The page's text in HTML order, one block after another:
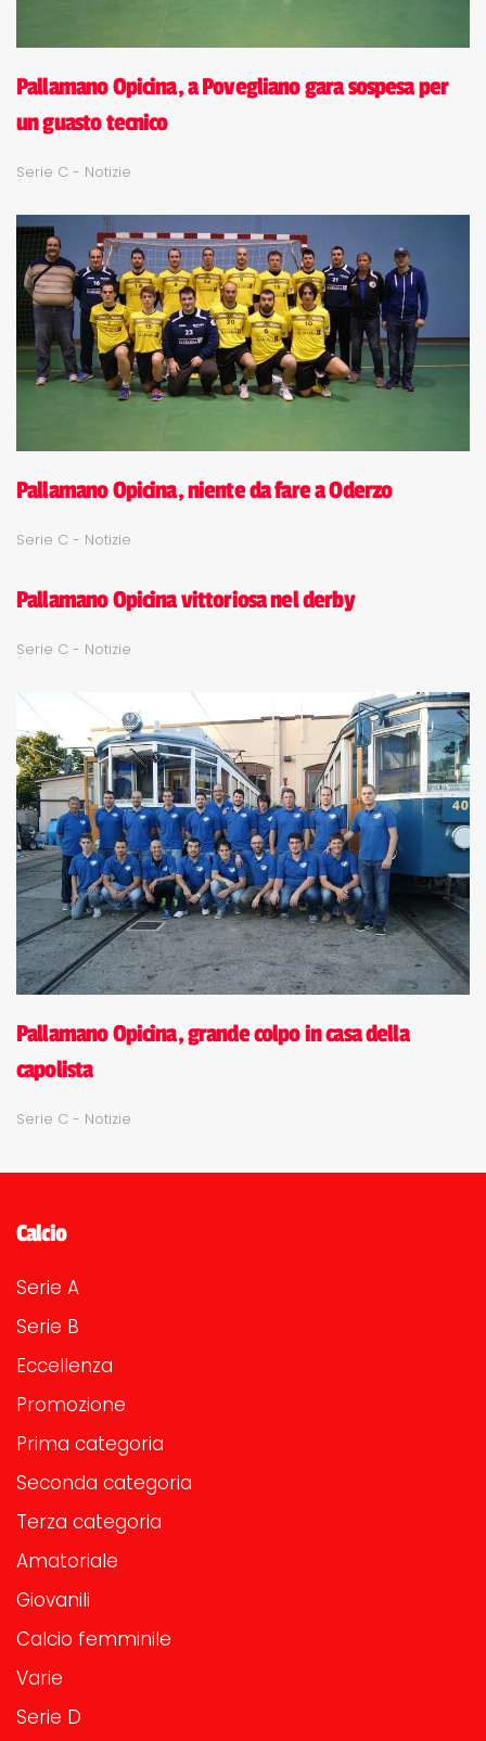
Pallamano Opicina, a Povegliano gara sospesa per
un guasto tecnico
Serie C - Notizie
Pallamano Opicina, niente da fare a Oderzo
Serie C - Notizie
Pallamano Opicina vittoriosa nel derby
Serie C - Notizie
Pallamano Opicina, grande colpo in casa della
capolista
Serie C - Notizie
Calcio
Serie A
Serie B
Eccellenza
Promozione
Prima categoria
Seconda categoria
Terza categoria
Amatoriale
Giovanili
Calcio femminile
Varie
Serie D